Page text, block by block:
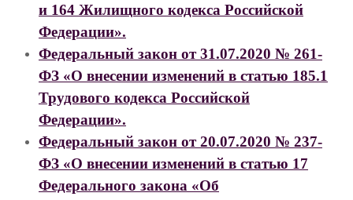
и 164 Жилищного кодекса Российской
Федерации».
Федеральный закон от 31.07.2020 № 261-
ФЗ «О внесении изменений в статью 185.1
Трудового кодекса Российской
Федерации».
Федеральный закон от 20.07.2020 № 237-
ФЗ «О внесении изменений в статью 17
Федерального закона «Об